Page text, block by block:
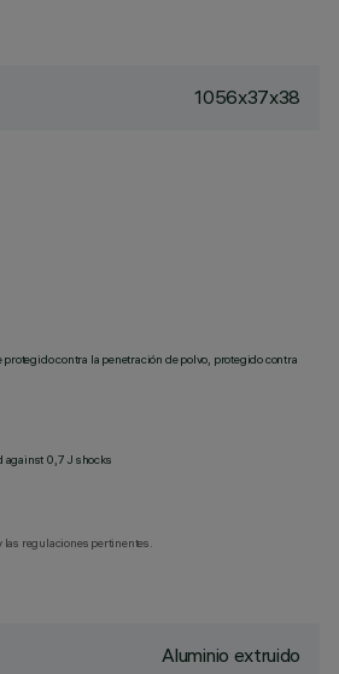
1056x37x38
contra la penetración de polvo, protegido contra
against 0,7 J shocks
regulaciones pertinentes.
Aluminio extruido